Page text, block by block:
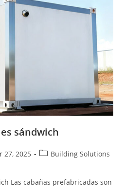
sándwich
27, 2025
PostBuilding Solutions
Las cabañas prefabricadas son